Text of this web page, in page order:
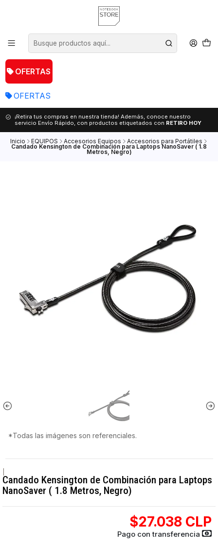
OFERTAS
OFERTAS
¡Retira tus compras en nuestra tienda! Además, conoce nuestro
servicio Envío Rápido, con productos etiquetados con RETIRO HOY
Inicio EQUIPOS Accesorios Equipos Accesorios para Portátiles
Candado Kensington de Combinación para Laptops NanoSaver ( 1.8
Metros, Negro)
*Todas las imágenes son referenciales.
Candado Kensington de Combinación para Laptops
NanoSaver ( 1.8 Metros, Negro)
$27.038 CLP
Pago con transferencia